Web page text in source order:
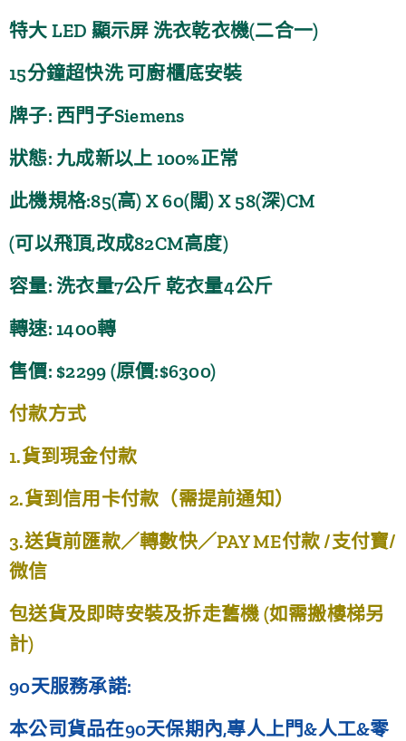
特大 LED 顯示屏 洗衣乾衣機(二合一)
15分鐘超快洗 可廚櫃底安裝
牌子: 西門子Siemens
狀態: 九成新以上 100%正常
此機規格:85(高) X 60(闊) X 58(深)CM
(可以飛頂,改成82CM高度)
容量: 洗衣量7公斤 乾衣量4公斤
轉速: 1400轉
售價: $2299 (原價:$6300)
付款方式
1.貨到現金付款
2.貨到信用卡付款（需提前通知）
3.送貨前匯款／轉數快／PAY ME付款 /支付寶/
微信
包送貨及即時安裝及拆走舊機 (如需搬樓梯另
計)
90天服務承諾:
本公司貨品在90天保期內,專人上門&人工&零